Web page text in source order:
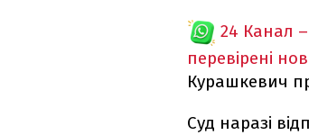
24 Канал
перевірені
Курашкевич
Суд наразі